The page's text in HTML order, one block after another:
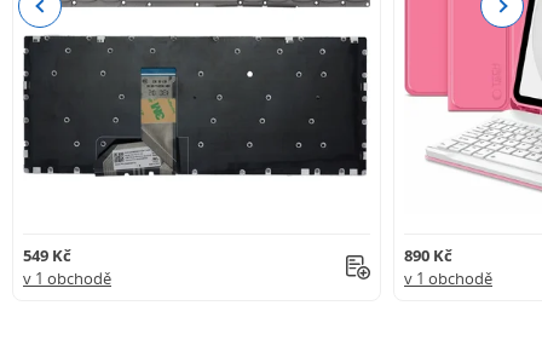
549 Kč
v 1 obchodě
890 Kč
v 1 obchodě
Previous Next